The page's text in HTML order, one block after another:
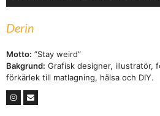
Derin
Motto: ”Stay weird”
Bakgrund: Grafisk designer, illustratör,
förkärlek till matlagning, hälsa och DIY.